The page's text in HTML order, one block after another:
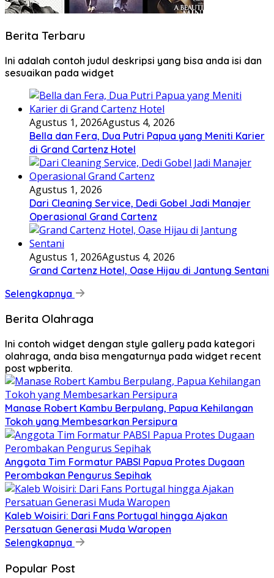
Berita Terbaru
Ini adalah contoh judul deskripsi yang bisa anda isi dan
sesuaikan pada widget
Agustus 1, 2026Agustus 4, 2026
Bella dan Fera, Dua Putri Papua yang Meniti Karier
di Grand Cartenz Hotel
Agustus 1, 2026
Dari Cleaning Service, Dedi Gobel Jadi Manajer
Operasional Grand Cartenz
Agustus 1, 2026Agustus 4, 2026
Grand Cartenz Hotel, Oase Hijau di Jantung Sentani
Selengkapnya
Berita Olahraga
Ini contoh widget dengan style gallery pada kategori
olahraga, anda bisa mengaturnya pada widget recent
post wpberita.
Manase Robert Kambu Berpulang, Papua Kehilangan
Tokoh yang Membesarkan Persipura
Anggota Tim Formatur PABSI Papua Protes Dugaan
Perombakan Pengurus Sepihak
Kaleb Woisiri: Dari Fans Portugal hingga Ajakan
Persatuan Generasi Muda Waropen
Selengkapnya
Popular Post